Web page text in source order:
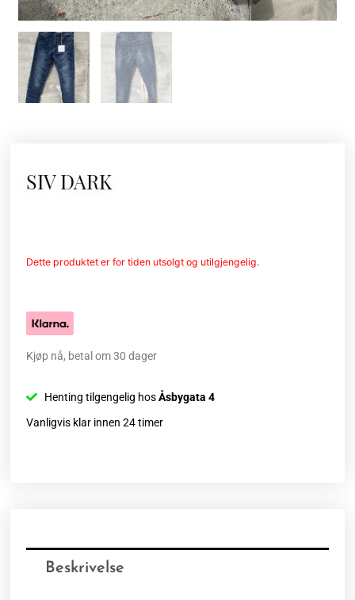
SIV DARK
Dette produktet er for tiden utsolgt og utilgjengelig.
Kjøp nå, betal om 30 dager
Henting tilgengelig hosÅsbygata 4
Vanligvis klar innen 24 timer
Beskrivelse